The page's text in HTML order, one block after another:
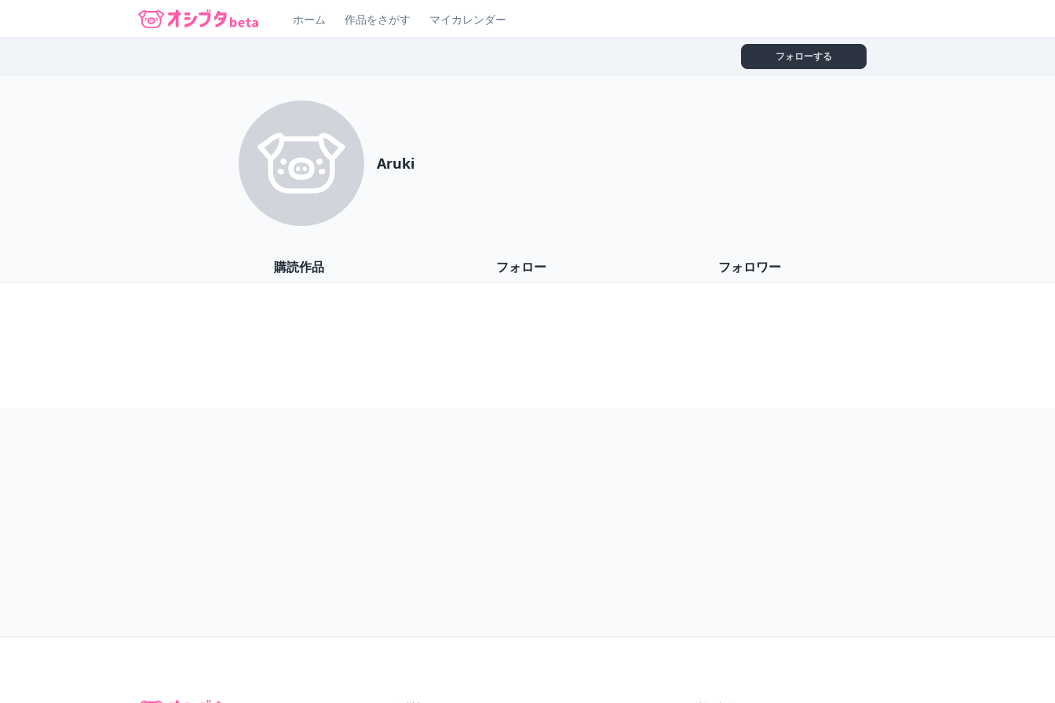
オシブタ Oshibuta
ホーム 作品をさがす マイカレンダー
フォローする
Aruki
購読作品 フォロー フォロワー